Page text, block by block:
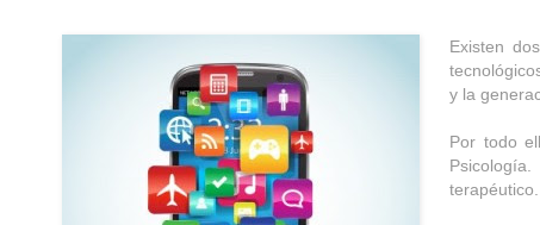
Existen
y la
Por todo
terapéutico.